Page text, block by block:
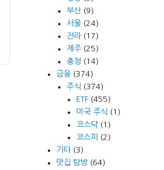
부산(9)
서울(24)
전라(17)
제주(25)
충청 (14)
금융 (374)
주식 (374)
ETF(455)
미국 주식 (1)
코스닥(1)
코스피
(2)
기타 (3)
맛집 탐방 (64)